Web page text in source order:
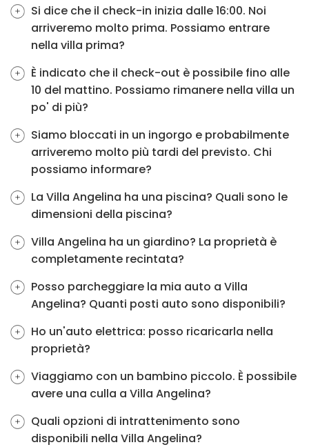
Si dice che il check-in inizia dalle 16:00. Noi
arriveremo molto prima. Possiamo entrare
nella villa prima?
È indicato che il check-out è possibile fino alle
10 del mattino. Possiamo rimanere nella villa un
po' di più?
Siamo bloccati in un ingorgo e probabilmente
arriveremo molto più tardi del previsto. Chi
possiamo informare?
La Villa Angelina ha una piscina? Quali sono le
dimensioni della piscina?
Villa Angelina ha un giardino? La proprietà è
completamente recintata?
Posso parcheggiare la mia auto a Villa
Angelina? Quanti posti auto sono disponibili?
Ho un'auto elettrica: posso ricaricarla nella
proprietà?
Viaggiamo con un bambino piccolo. È possibile
avere una culla a Villa Angelina?
Quali opzioni di intrattenimento sono
disponibili nella Villa Angelina?